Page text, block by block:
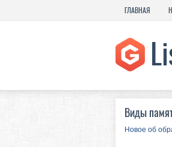
ГЛАВНАЯ
Виды
Новое об